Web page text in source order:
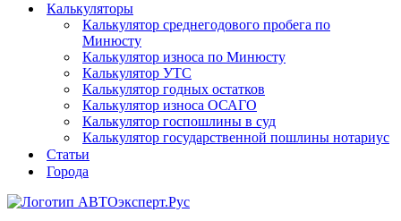
Калькуляторы
Калькулятор среднегодового пробега по
Минюсту
Калькулятор износа по Минюсту
Калькулятор УТС
Калькулятор годных остатков
Калькулятор износа ОСАГО
Калькулятор госпошлины в суд
Калькулятор государственной пошлины нотариус
Статьи
Города